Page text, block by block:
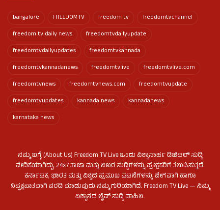
bangalore FREEDOMTV freedom tv
freedomtvchannel
freedom tv daily news
freedomtvdailyupdate
freedomtvdailyupdates
freedomtvkannada
freedomtvkannadanews
freedomtvlive
freedomtvlive.com
freedomtvnews
freedomtvnews.com
freedomtvupdate
freedomtvupdates
kannada news
kannadanews
karnataka news
ನಮ್ಮ ಬಗ್ಗೆ (About Us) Freedom TV Live ಒಂದು ವಿಶ್ವಾಸಾರ್ಹ ಡಿಜಿಟಲ್ ಸುದ್ದಿ
ವೇದಿಕೆಯಾಗಿದ್ದು, 24x7 ತಾಜಾ ಮತ್ತು ನಿಖರ ಸುದ್ದಿಗಳನ್ನು ಪ್ರೇಕ್ಷಕರಿಗೆ ತಲುಪಿಸುತ್ತದೆ.
ಕರ್ನಾಟಕ, ಭಾರತ ಮತ್ತು ವಿಶ್ವದ ಪ್ರಮುಖ ಘಟನೆಗಳನ್ನು ವೇಗವಾಗಿ ಹಾಗೂ
ನಿಷ್ಪಕ್ಷಪಾತವಾಗಿ ವರದಿ ಮಾಡುವುದು ನಮ್ಮ ಗುರಿಯಾಗಿದೆ. Freedom TV Live — ನಿಮ್ಮ
ವಿಶ್ವಾಸದ ಲೈವ್ ಸುದ್ದಿ ವಾಹಿನಿ.